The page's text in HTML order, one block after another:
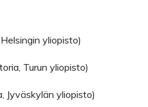
yliopisto)
Turun yliopisto)
Jyväskylän yliopisto)